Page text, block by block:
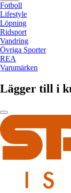
Fotboll
Lifestyle
Löpning
Ridsport
Vandring
Övriga Sporter
REA
Varumärken
Lägger till i